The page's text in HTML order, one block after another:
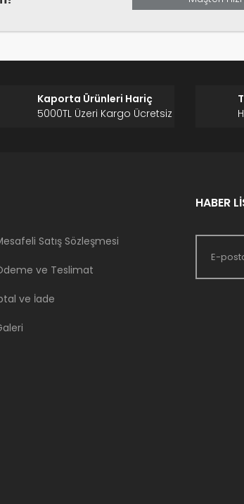
Kaporta Ürünleri Hariç
5000TL Üzeri Kargo Ücretsiz
Satış Sözleşmesi
ve Teslimat
ve İade
HABER